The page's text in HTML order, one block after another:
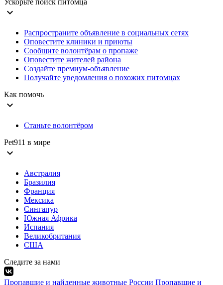
expand_more
Распространите объявление в социальных сетях
Оповестите клиники и приюты
Сообщите волонтёрам о пропаже
Оповестите жителей района
Создайте премиум-объявление
Получайте уведомления о похожих питомцах
Как помочь
expand_more
Станьте волонтёром
Pet911 в мире
expand_more
Австралия
Бразилия
Франция
Мексика
Сингапур
Южная Африка
Испания
Великобритания
США
Следите за нами
Пропавшие и найденные животные России Пропавшие и